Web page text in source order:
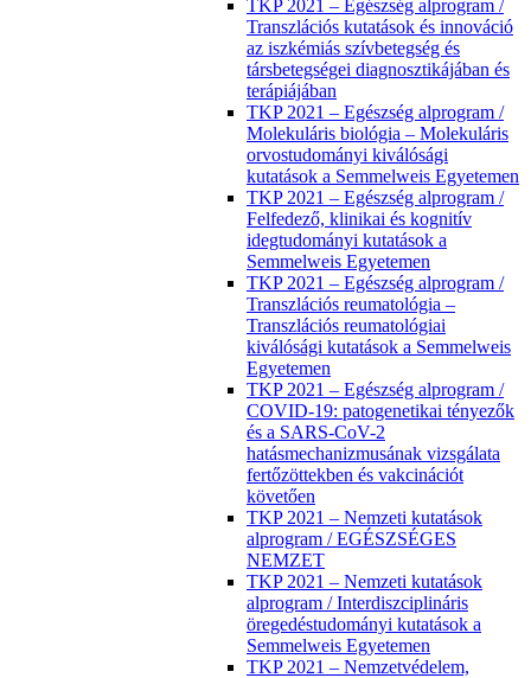
TKP 2021 – Egészség alprogram /
Transzlációs kutatások és innováció
az iszkémiás szívbetegség és
társbetegségei diagnosztikájában és
terápiájában
TKP 2021 – Egészség alprogram /
Molekuláris biológia – Molekuláris
orvostudományi kiválósági
kutatások a Semmelweis Egyetemen
TKP 2021 – Egészség alprogram /
Felfedező, klinikai és kognitív
idegtudományi kutatások a
Semmelweis Egyetemen
TKP 2021 – Egészség alprogram /
Transzlációs reumatológia –
Transzlációs reumatológiai
kiválósági kutatások a Semmelweis
Egyetemen
TKP 2021 – Egészség alprogram /
COVID-19: patogenetikai tényezők
és a SARS-CoV-2
hatásmechanizmusának vizsgálata
fertőzöttekben és vakcinációt
követően
TKP 2021 – Nemzeti kutatások
alprogram / EGÉSZSÉGES
NEMZET
TKP 2021 – Nemzeti kutatások
alprogram / Interdiszciplináris
öregedéstudományi kutatások a
Semmelweis Egyetemen
TKP 2021 – Nemzetvédelem,